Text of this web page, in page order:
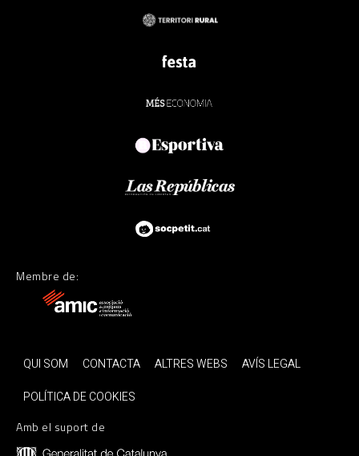
Membre de:
QUI SOM CONTACTA ALTRES WEBS
AVÍS LEGAL
POLÍTICA DE COOKIES
Amb el suport de